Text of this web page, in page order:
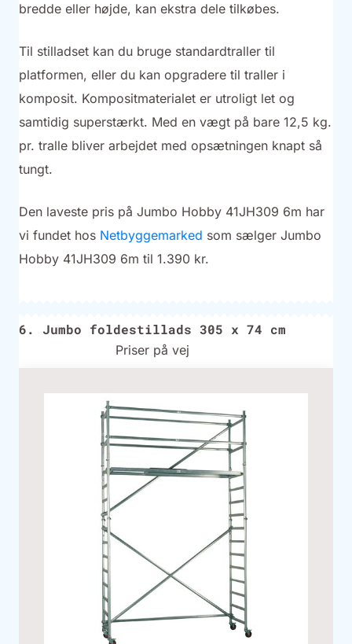
bredde eller højde, kan ekstra dele tilkøbes.
Til stilladset kan du bruge standardtraller til
platformen, eller du kan opgradere til traller i
komposit. Kompositmaterialet er utroligt let og
samtidig superstærkt. Med en vægt på bare 12,5 kg.
pr. tralle bliver arbejdet med opsætningen knapt så
tungt.
Den laveste pris på Jumbo Hobby 41JH309 6m har
vi fundet hos Netbyggemarked som sælger Jumbo
Hobby 41JH309 6m til 1.390 kr.
6. Jumbo foldestillads 305 x 74 cm
Priser på vej